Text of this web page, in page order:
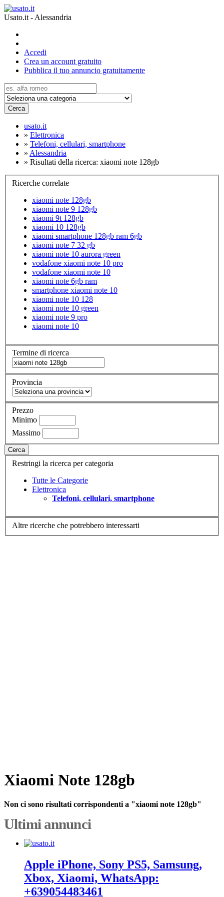
Usato.it - Alessandria
Accedi
Crea un account gratuito
Pubblica il tuo annuncio gratuitamente
Cerca
usato.it
» Elettronica
» Telefoni, cellulari, smartphone
» Alessandria
» Risultati della ricerca: xiaomi note 128gb
Ricerche correlate
xiaomi note 128gb
xiaomi note 9 128gb
xiaomi 9t 128gb
xiaomi 10 128gb
xiaomi smartphone 128gb ram 6gb
xiaomi note 7 32 gb
xiaomi note 10 aurora green
vodafone xiaomi note 10 pro
vodafone xiaomi note 10
xiaomi note 6gb ram
smartphone xiaomi note 10
xiaomi note 10 128
xiaomi note 10 green
xiaomi note 9 pro
xiaomi note 10
Termine di ricerca
Provincia
Prezzo
Minimo
Massimo
Cerca
Restringi la ricerca per categoria
Tutte le Categorie
Elettronica
Telefoni, cellulari, smartphone
Altre ricerche che potrebbero interessarti
Xiaomi Note 128gb
Non ci sono risultati corrispondenti a "xiaomi note 128gb"
Ultimi annunci
Apple iPhone, Sony PS5, Samsung,
Xbox, Xiaomi, WhatsApp:
+639054483461